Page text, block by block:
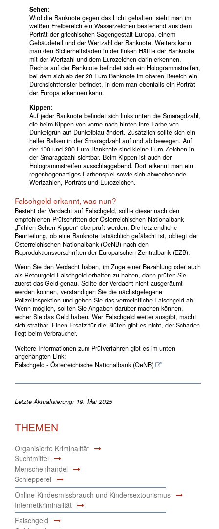
Sehen:
Wird die Banknote gegen das Licht gehalten, sieht man im
weißen Freibereich ein Wasserzeichen bestehend aus dem
Porträt der griechischen Sagengestalt Europa, einem
Gebäudeteil und der Wertzahl der Banknote. Weiters kann
man den Sicherheitsfaden in der linken Hälfte der Banknote
mit der Wertzahl und dem Eurozeichen darin erkennen.
Rechts auf der Banknote befindet sich ein Hologrammstreifen,
bei dem sich ab der 20 Euro Banknote im oberen Bereich ein
Durchsichtfenster befindet, in dem man ebenfalls ein Porträt
der Europa erkennen kann.
Kippen:
Auf jeder Banknote befindet sich links unten die Smaragdzahl,
die beim Kippen von vorne nach hinten ihre Farbe von
Dunkelgrün auf Dunkelblau ändert. Zusätzlich sollte sich ein
heller Balken in der Smaragdzahl auf und ab bewegen. Auf
der 100 und 200 Euro Banknote sind kleine Euro-Zeichen in
der Smaragdzahl sichtbar. Beim Kippen ist auch der
Hologrammstreifen ausschlaggebend. Dort erkennt man ein
regenbogenartiges Farbenspiel sowie sich abwechselnde
Wertzahlen, Porträts und Eurozeichen.
Falschgeld erkannt, was nun?
Besteht der Verdacht auf Falschgeld, sollte dieser nach den
empfohlenen Prüfschritten der Österreichischen Nationalbank
„Fühlen-Sehen-Kippen“ überprüft werden. Die letztendliche
Beurteilung, ob eine Banknote tatsächlich gefälscht ist, obliegt der
Österreichischen Nationalbank (OeNB) nach den
Reproduktionsvorschriften der Europäischen Zentralbank (EZB).
Wenn Sie den Verdacht haben, im Zuge einer Bezahlung oder auch
als Retourgeld Falschgeld erhalten zu haben, dann prüfen Sie
zuerst das Geld genau. Sollte der Verdacht nicht ausgeräumt
werden können, verständigen Sie die nächstgelegene
Polizeiinspektion und geben Sie das vermeintliche Falschgeld ab.
Wenn möglich, sollten Sie Angaben darüber machen können,
woher Sie das Geld haben. Wer Falschgeld weiter ausgibt, macht
sich strafbar. Einen Ersatz für die Blüten gibt es nicht, der Schaden
liegt beim Verbraucher.
Weitere Informationen zum Prüfverfahren gibt es im unten
angehängten Link:
Falschgeld - Österreichische Nationalbank (OeNB)
Letzte Aktualisierung: 19. Mai 2025
THEMEN
Organisierte Kriminalität
Suchtmittel
Menschenhandel
Schlepperei
Online-Kindesmissbrauch und Kindersextourismus
Internetkriminalität
Falschgeld